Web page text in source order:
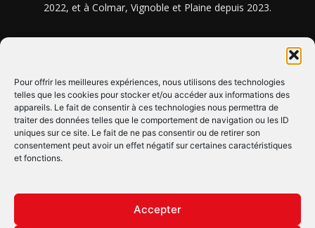
Pour offrir les meilleures expériences, nous utilisons des technologies
telles que les cookies pour stocker et/ou accéder aux informations des
appareils. Le fait de consentir à ces technologies nous permettra de
traiter des données telles que le comportement de navigation ou les ID
uniques sur ce site. Le fait de ne pas consentir ou de retirer son
consentement peut avoir un effet négatif sur certaines caractéristiques
et fonctions.
Accepter
2022, et à Colmar, Vignoble et Plaine depuis 2023.
CLIQUEZ ICI !
SUIVEZ-NOUS !